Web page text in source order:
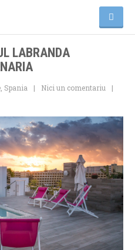
LABRANDA
Spania
Nici un comentariu